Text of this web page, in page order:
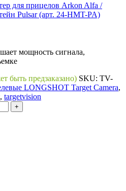
для прицелов Arkon Alfa /
Pulsar (арт. 24-HMT-PA)
мощность сигнала,
быть предзаказано) SKU: TV-
LONGSHOT Target Camera,
, targetvision
+